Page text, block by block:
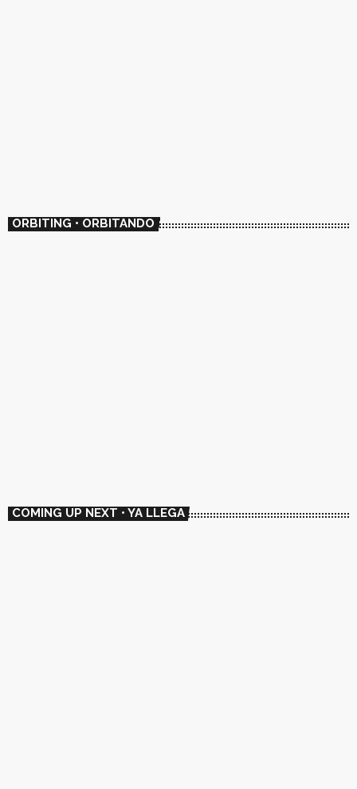
ORBITING • ORBITANDO
COMING UP NEXT • YA LLEGA